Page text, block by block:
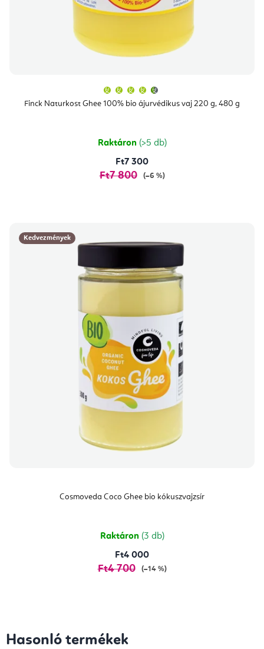
Finck Naturkost Ghee 100% bio ájurvédikus vaj 220 g, 480 g
átlagos
értékelése
csillag.
Raktáron (>5 db)
Ft7 300
Ft7 800 (–6 %)
Kedvezmények
Cosmoveda Coco Ghee bio kókuszvajzsír
Raktáron (3 db)
Ft4 000
Ft4 700 (–14 %)
Hasonló termékek